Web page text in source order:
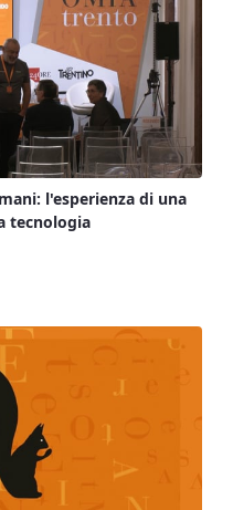
l'esperienza di una
tecnologia